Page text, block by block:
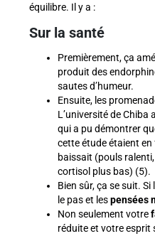
équilibre. Il y a :
Sur la santé
Premièrement, ça
produit des
sautes d’humeur.
Ensuite, les
L’université de Chiba
qui a pu démontrer
cette étude étaient
baissait (pouls
cortisol plus bas) (5).
Bien sûr, ça se suit.
le pas et lespensées
Non seulement votre
réduite et votre esprit